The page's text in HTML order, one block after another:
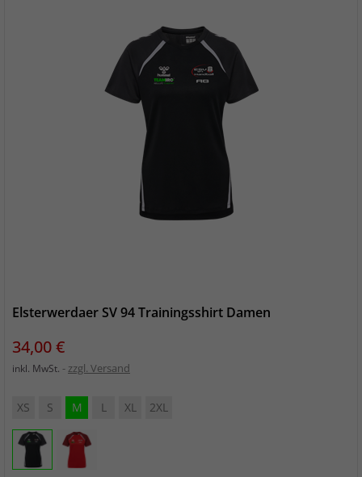
Elsterwerdaer SV 94 Trainingsshirt Damen
Preis
34,00 €
inkl. MwSt. zzgl. Versand
XS S M L XL 2XL